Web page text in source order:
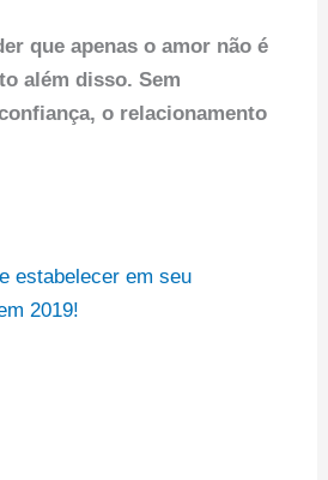
que apenas o amor não é
além disso. Sem
o relacionamento
estabelecer em seu
2019!